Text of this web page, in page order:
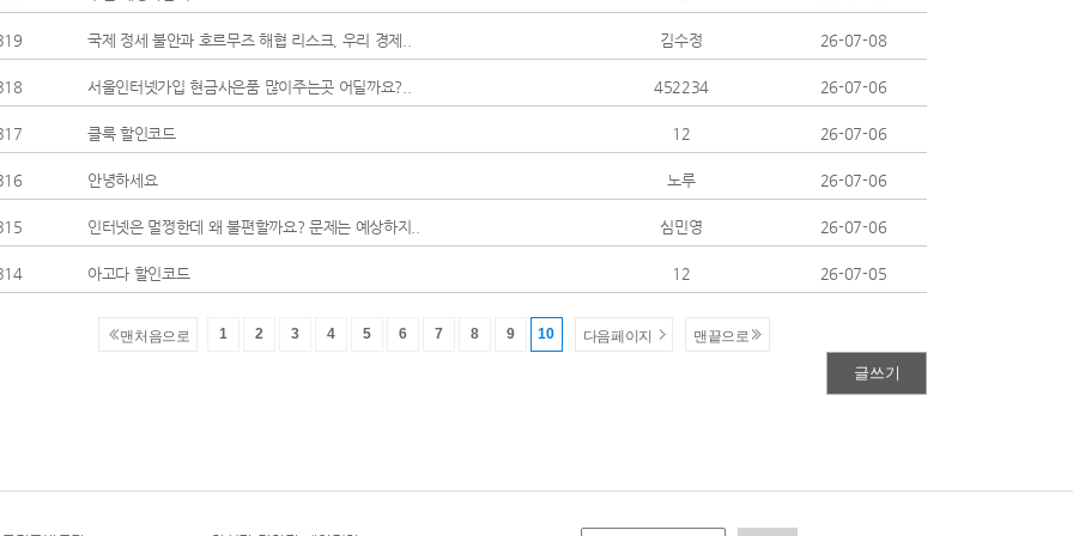
국제 정세 불안과 호르무즈 해협 리스크, 우리 경제.. 김수정 26-07-08
서울인터넷가입 현금사은품 많이주는곳 어딜까요?.. 452234 26-07-06
클룩 할인코드 12 26-07-06
안녕하세요 노루 26-07-06
인터넷은 멀쩡한데 왜 불편할까요? 문제는 예상하지.. 심민영 26-07-06
아고다 할인코드 12 26-07-05
맨처음으로 1 2 3 4 5 6 7 8 9 10 다음페이지 맨끝으로